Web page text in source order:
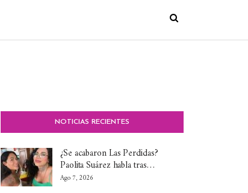
NOTICIAS RECIENTES
¿Se acabaron Las Perdidas?
Paolita Suárez habla tras…
Ago 7, 2026